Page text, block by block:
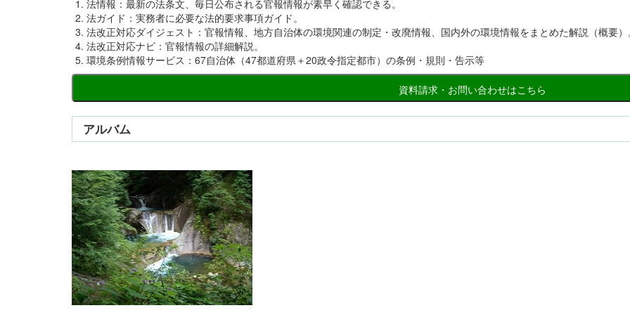
法情報：最新の法条文、毎日公布される官報情報が素早く確認できる。
法ガイド：実務者に必要な法的要求事項ガイド。
法改正対応ダイジェスト：官報情報、地方自治体の環境関連の制定・改廃情報、国内外の環境情報をまとめた解説（概要
法改正対応ナビ：官報情報の詳細解説。
環境条例情報サービス：67自治体（47都道府県＋20政令指定都市）の条例・規則・告示等
アルバム